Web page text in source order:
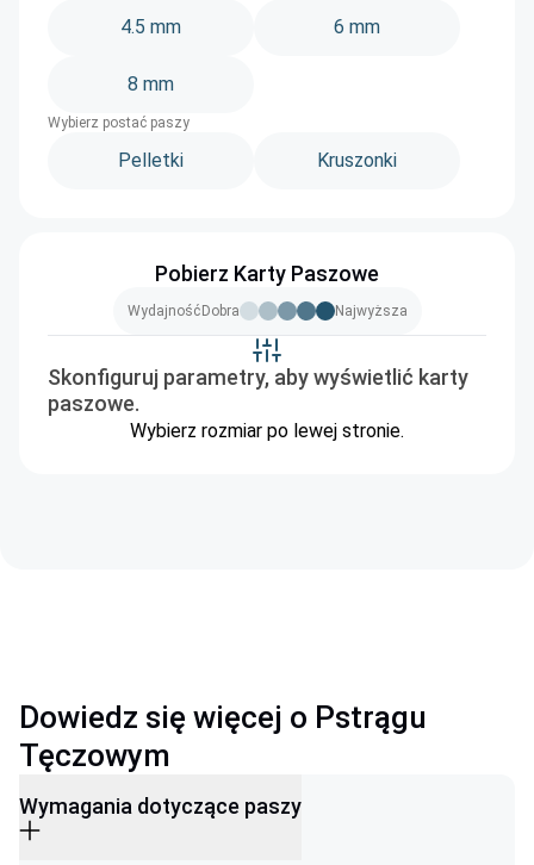
4.5 mm 6 mm
8 mm
Wybierz postać paszy
Pelletki Kruszonki
Pobierz Karty Paszowe
Wydajność Dobra Najwyższa
Skonfiguruj parametry, aby wyświetlić karty
paszowe.
Wybierz rozmiar po lewej stronie.
Dowiedz się więcej o Pstrągu
Tęczowym
Wymagania dotyczące paszy